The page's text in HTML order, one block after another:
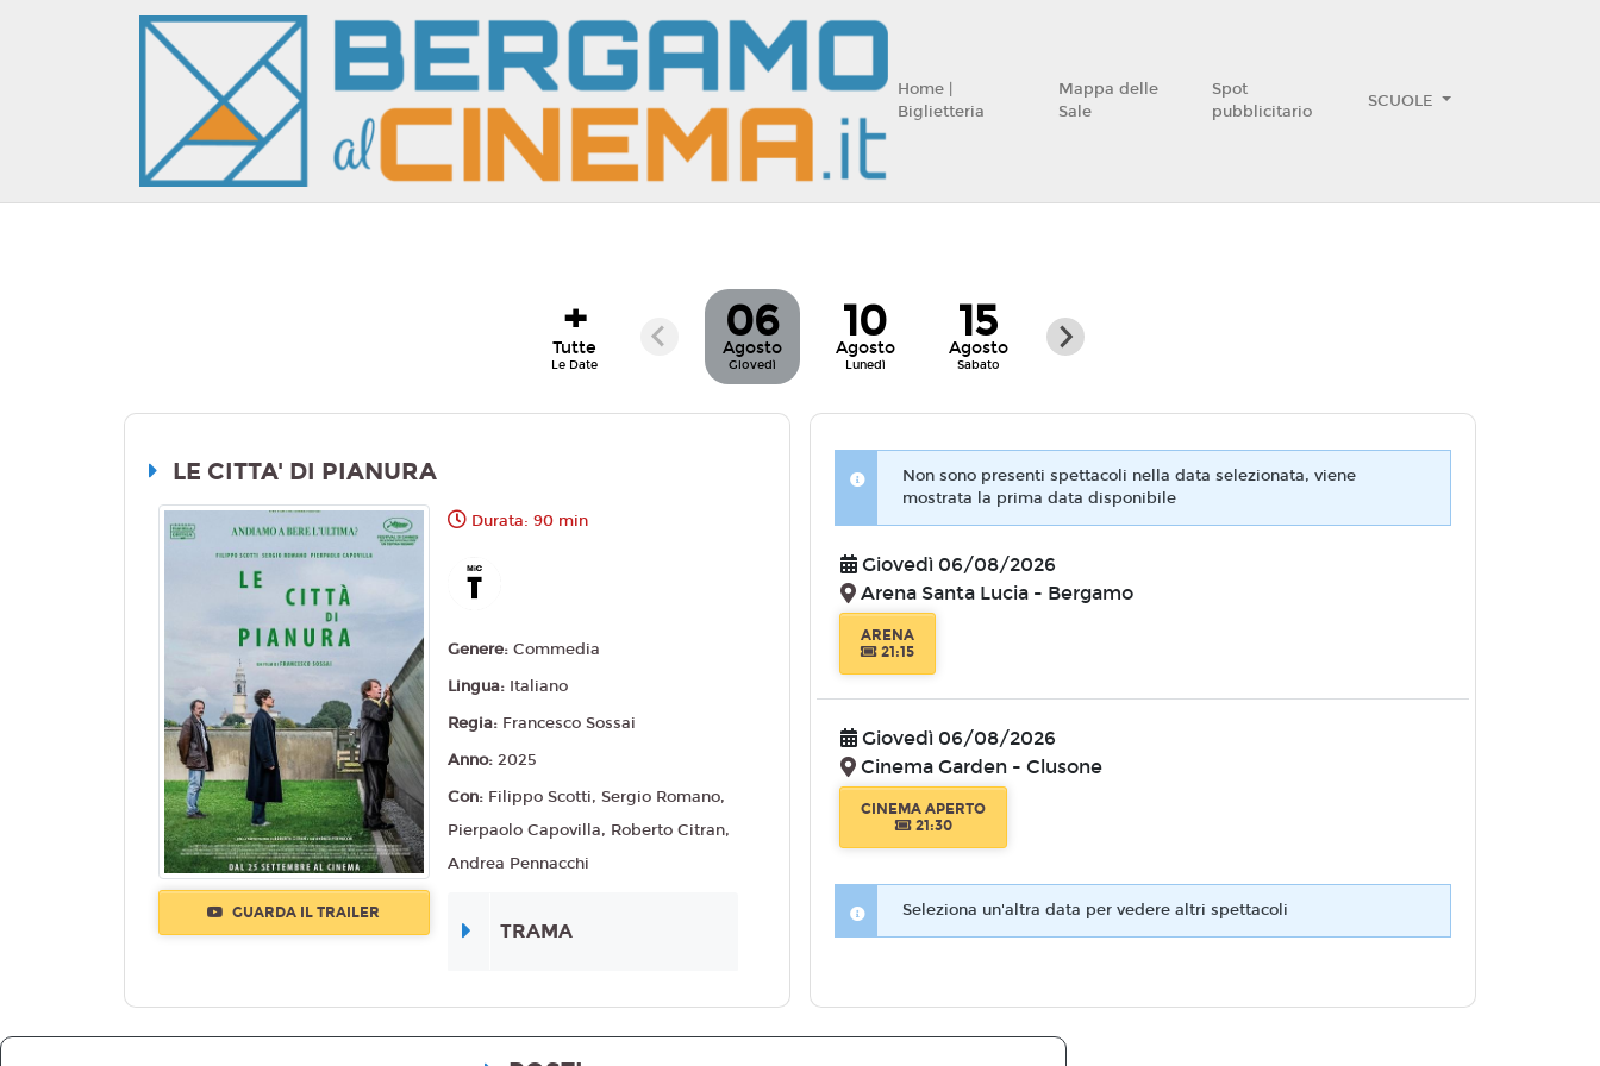
Home |
Biglietteria
Mappa delle
Sale
Spot
pubblicitario
SCUOLE
+
Tutte
Le Date
06
Agosto
Giovedì
10
Agosto
Lunedì
15
Agosto
Sabato
LE CITTA' DI PIANURA
GUARDA IL TRAILER
Durata: 90 min
Genere:Commedia
Lingua: Italiano
Regia: Francesco Sossai
Anno:2025
Con: Filippo Scotti, Sergio Romano,
Pierpaolo Capovilla, Roberto Citran,
Andrea Pennacchi
TRAMA
Non sono presenti spettacoli nella data selezionata, viene
mostrata la prima data disponibile
Giovedì 06/08/2026
Arena Santa Lucia - Bergamo
ARENA
21:15
Giovedì 06/08/2026
Cinema Garden - Clusone
CINEMA APERTO
21:30
Seleziona un'altra data per vedere altri spettacoli